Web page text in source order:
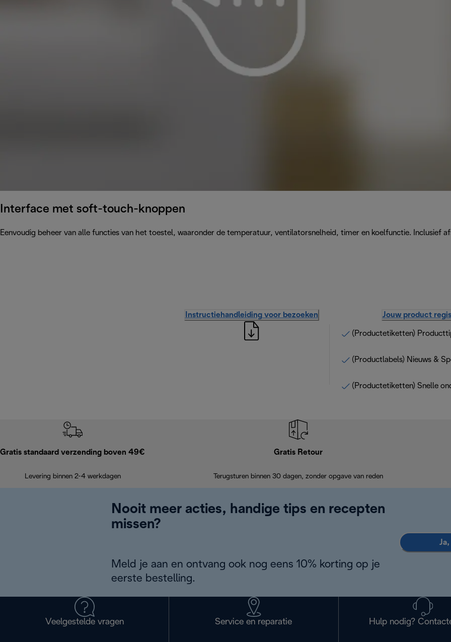
Interface met soft-touch-knoppen
Eenvoudig beheer van alle functies van het toestel, waaronder de temperatuur, ventilatorsnelheid, timer en koelfunctie. Inclusief
Instructiehandleiding voor bezoeken Jouw product
(Productetiketten)
(Productlabels) Nieuws &
(Productetiketten) Snelle
Gratis standaard verzending boven 49€
Levering binnen 2-4 werkdagen
Gratis Retour
Terugsturen binnen 30 dagen, zonder opgave van reden
Nooit meer acties, handige tips en recepten
missen?
Meld je aan en ontvang ook nog eens 10% korting op je
eerste bestelling.
Veelgestelde vragen Service en reparatie Hulp nodig?